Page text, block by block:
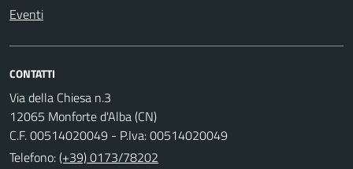
Eventi
CONTATTI
Via della Chiesa n.3
12065 Monforte d'Alba (CN)
C.F. 00514020049 - P.Iva: 00514020049
Telefono:(+39) 0173/78202